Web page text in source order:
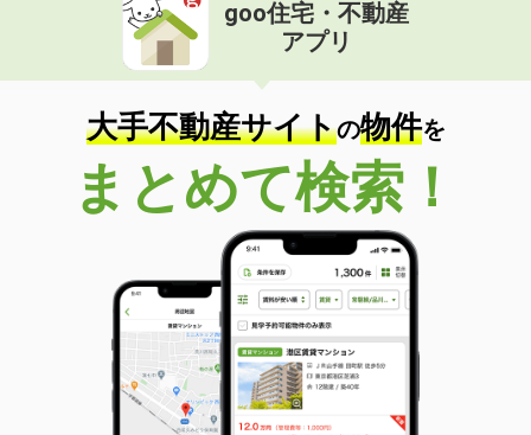
goo住宅・不動産
アプリ
大手不動産サイトの物件を
まとめて検索！